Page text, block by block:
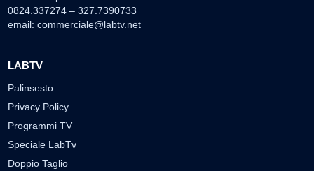
0824.337274 – 327.7390733
email: commerciale@labtv.net
LABTV
Palinsesto
Privacy Policy
Programmi TV
Speciale LabTv
Doppio Taglio